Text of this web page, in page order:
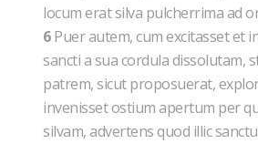
locum erat silva pulcherrima ad
6Puer autem, cum excitasset et
sancti a sua cordula dissolutam,
patrem, sicut proposuerat,
invenisset ostium apertum per
silvam, advertens quod illic